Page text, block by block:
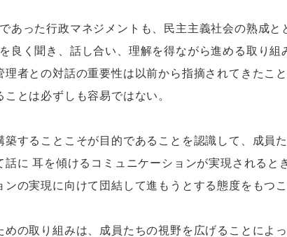
った行政マネジメントも、民主主義社会の熟成と
く聞き、話し合い、理解を得ながら進める取り組
者との対話の重要性は以前から指摘されてきたこ
とは必ずしも容易ではない。
することこそが目的であることを認識して、成員
に 耳を傾けるコミュニケーションが実現されると
の実現に向けて団結して進もうとする態度をもつこ
の取り組みは、成員たちの視野を広げることによ